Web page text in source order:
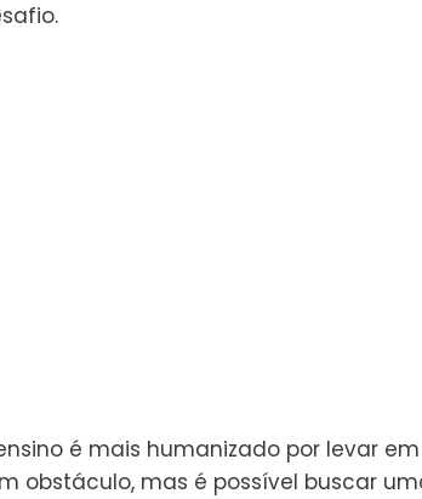
é mais humanizado por levar
obstáculo, mas é possível buscar